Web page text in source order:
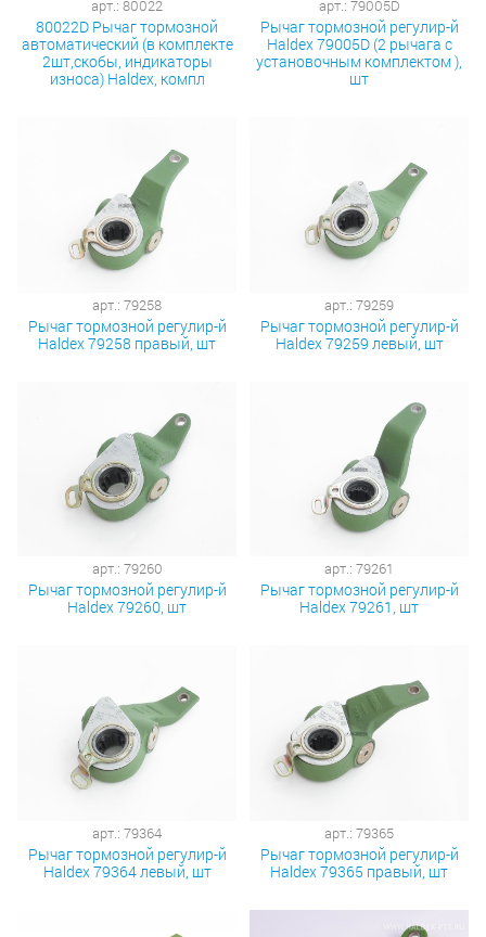
арт.: 80022
80022D Рычаг тормозной
автоматический (в комплекте
2шт,скобы, индикаторы
износа) Haldex, компл
арт.: 79005D
Рычаг тормозной регулир-й
Haldex 79005D (2 рычага с
установочным комплектом ),
шт
арт.: 79258
Рычаг тормозной регулир-й
Haldex 79258 правый, шт
арт.: 79259
Рычаг тормозной регулир-й
Haldex 79259 левый, шт
арт.: 79260
Рычаг тормозной регулир-й
Haldex 79260, шт
арт.: 79261
Рычаг тормозной регулир-й
Haldex 79261, шт
арт.: 79364
Рычаг тормозной регулир-й
Haldex 79364 левый, шт
арт.: 79365
Рычаг тормозной регулир-й
Haldex 79365 правый, шт